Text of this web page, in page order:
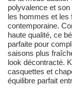
polyvalence et
les hommes et les
contemporaine.
haute qualité, ce
parfaite pour
saisons plus
look décontracté.
casquettes et
équilibre parfait